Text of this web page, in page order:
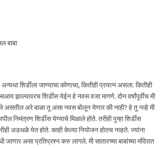
बाबा
शिर्डीला जाण्याचा कोणाचा, कितीही प्रयत्न असला. कितीही
झाल्यावरच शिर्डीस येईन हे नवस वजा मागणे. दोन वर्षांपूर्वीच मी
असतील अरे बाळा तू असा नवस बोलून येणार की नाही? हे तू नव्हे मी
निमंत्रण शिर्डीस येण्याचे मिळाले होते. तरीही पुन्हा शिर्डीस
अडथळे येत होते. काही केल्या नियोजन होतच नव्हते. ज्यांना
असा प्रतिप्रश्न करु लागले. मी सातारच्या बाबांच्या मंदिरात